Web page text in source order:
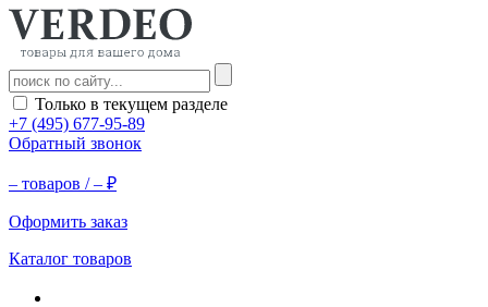
Только в текущем разделе
+7 (495) 677-95-89
Обратный звонок
– товаров /– ₽
Оформить заказ
Каталог товаров